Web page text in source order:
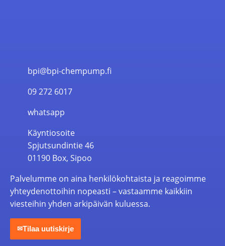
bpi@bpi-chempump.fi
09 272 6017
whatsapp
Käyntiosoite
Spjutsundintie 46
01190 Box, Sipoo
Palvelumme on aina henkilökohtaista ja reagoimme
yhteydenottoihin nopeasti – vastaamme kaikkiin
viesteihin yhden arkipäivän kuluessa.
✉Tilaa uutiskirje